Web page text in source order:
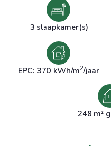
3 slaapkamer(s)
EPC: 370 kWh/m2/jaar
248 m²